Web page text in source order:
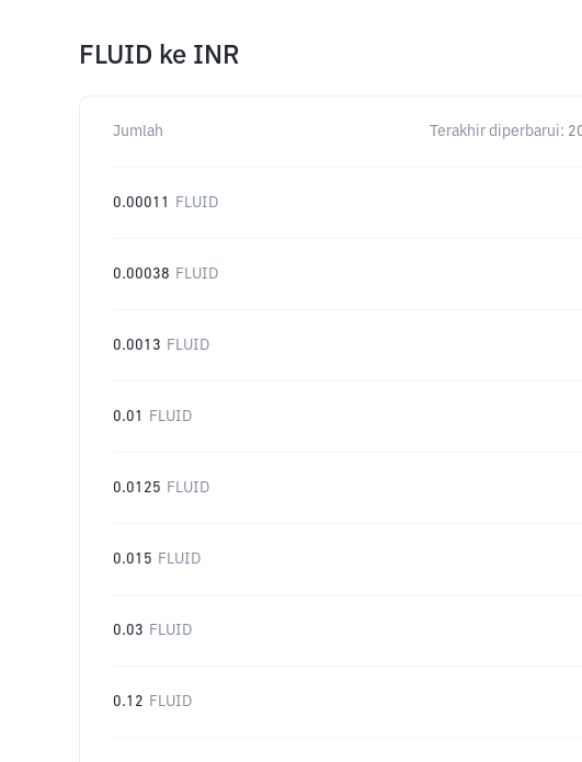
FLUID ke INR
Jumlah Terakhir diperbarui:
0.00011 FLUID
0.00038 FLUID
0.0013 FLUID
0.01 FLUID
0.0125 FLUID
0.015 FLUID
0.03 FLUID
0.12 FLUID